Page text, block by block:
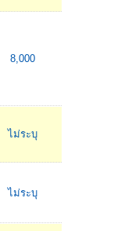
8,000
ไม่ระบุ
ไม่ระบุ